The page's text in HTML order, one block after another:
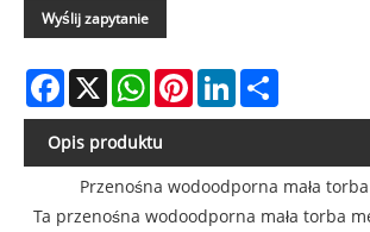
Wyślij zapytanie
Facebook
X WhatsAppPinterestLinkedIn
Opis produktu
Przenośna wodoodporna mała
Ta przenośna wodoodporna mała torba